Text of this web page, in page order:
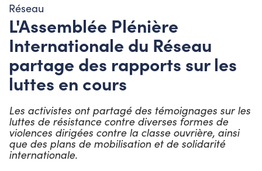
Réseau
L'Assemblée Plénière
Internationale du Réseau
partage des rapports sur les
luttes en cours
Les activistes ont partagé des témoignages sur les
luttes de résistance contre diverses formes de
violences dirigées contre la classe ouvrière, ainsi
que des plans de mobilisation et de solidarité
internationale.